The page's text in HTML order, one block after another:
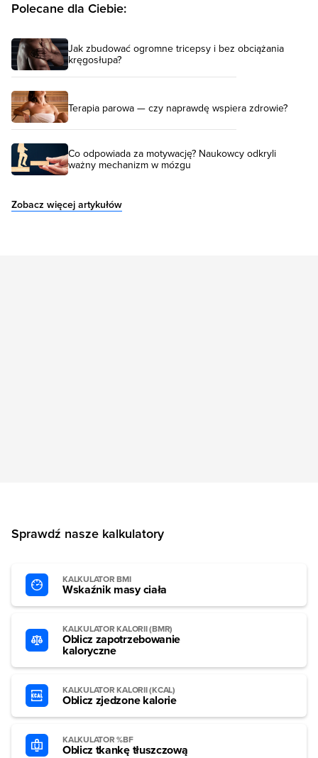
Polecane dla Ciebie:
Jak zbudować ogromne tricepsy i bez obciążania
kręgosłupa?
Terapia parowa — czy naprawdę wspiera zdrowie?
Co odpowiada za motywację? Naukowcy odkryli
ważny mechanizm w mózgu
Zobacz więcej artykułów
Sprawdź nasze kalkulatory
KALKULATOR BMI
Wskaźnik masy ciała
KALKULATOR KALORII (BMR)
Oblicz zapotrzebowanie
kaloryczne
KALKULATOR KALORII (KCAL)
Oblicz zjedzone kalorie
KALKULATOR %BF
Oblicz tkankę tłuszczową